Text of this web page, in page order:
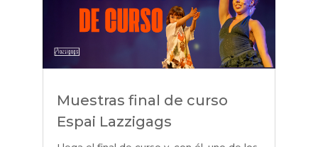
Muestras final de curso
Espai Lazzigags